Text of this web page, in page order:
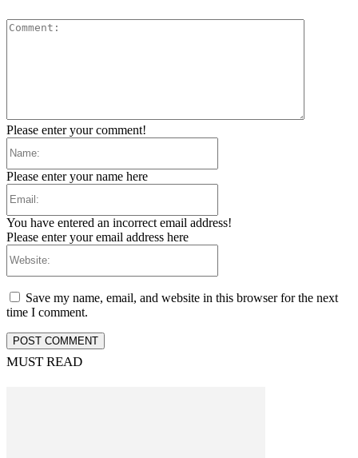
Please enter your comment!
Please enter your name here
You have entered an incorrect email address!
Please enter your email address here
Save my name, email, and website in this browser for the next
time I comment.
MUST READ